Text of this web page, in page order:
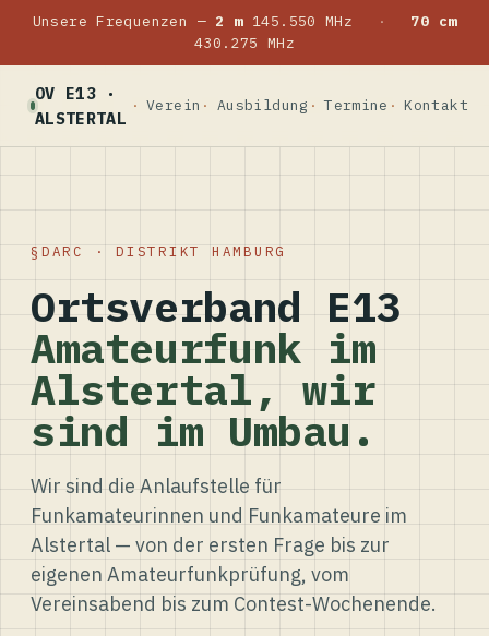
Unsere Frequenzen — 2 m145.550 MHz ·
70 cm
430.275 MHz
OV E13 ·
ALSTERTAL
Verein Ausbildung Termine Kontakt
DARC · DISTRIKT HAMBURG
Ortsverband E13
Amateurfunk im
Alstertal, wir
sind im Umbau.
Wir sind die Anlaufstelle für
Funkamateurinnen und Funkamateure im
Alstertal — von der ersten Frage bis zur
eigenen Amateurfunkprüfung, vom
Vereinsabend bis zum Contest-Wochenende.